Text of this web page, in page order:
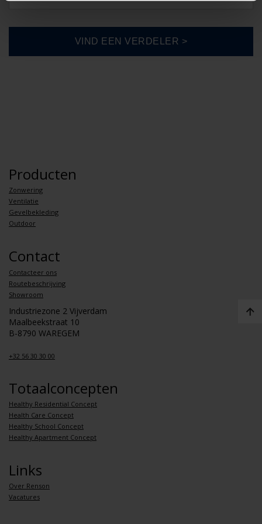
Producten
Zonwering
Ventilatie
Gevelbekleding
Outdoor
Contact
Contacteer ons
Routebeschrijving
Showroom
Industriezone 2 Vijverdam
Maalbeekstraat 10
B-8790 WAREGEM
+32 56 30 30 00
Totaalconcepten
Healthy Residential Concept
Health Care Concept
Healthy School Concept
Healthy Apartment Concept
Links
Over Renson
Vacatures